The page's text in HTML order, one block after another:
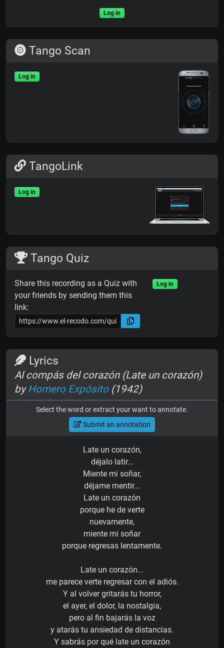
Log in
Tango Scan
Log in
TangoLink
Log in
Tango Quiz
Share this recording as a Quiz with
your friends by sending them this
link:
Log in
Lyrics
Al compás del corazón (Late un corazón)
byHomero Expósito(1942)
Select the word or extract your want to annotate.
Submit an annotation
Late un corazón,
déjalo latir...
Miente mi soñar,
déjame mentir...
Late un corazón
porque he de verte
nuevamente,
miente mi soñar
porque regresas lentamente.
Late un corazón...
me parece verte regresar con el adiós.
Y al volver gritarás tu horror,
el ayer, el dolor, la nostalgia,
pero al fin bajarás la voz
y atarás tu ansiedad de distancias.
Y sabrás por qué late un corazón